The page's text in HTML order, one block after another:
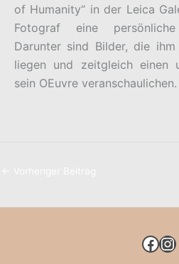
of Humanity“ in der Leica
Fotograf eine
Darunter sind Bilder, die
liegen und zeitgleich einen
sein OEuvre veranschaulichen.